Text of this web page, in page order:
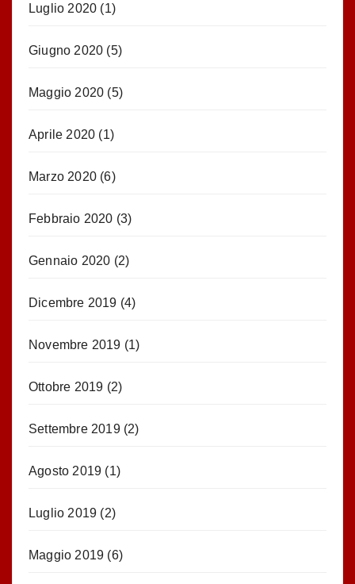
Luglio 2020 (1)
Giugno 2020 (5)
Maggio 2020 (5)
Aprile 2020 (1)
Marzo 2020 (6)
Febbraio 2020 (3)
Gennaio 2020 (2)
Dicembre 2019 (4)
Novembre 2019 (1)
Ottobre 2019 (2)
Settembre 2019(2)
Agosto 2019 (1)
Luglio 2019 (2)
Maggio 2019 (6)